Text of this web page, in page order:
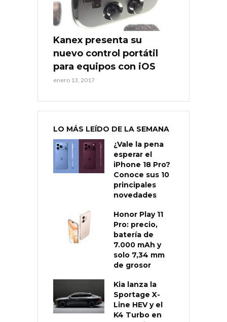
Kanex presenta su
nuevo control portátil
para equipos con iOS
enero 13, 2017
LO MÁS LEÍDO DE LA SEMANA
¿Vale la pena
esperar el
iPhone 18 Pro?
Conoce sus 10
principales
novedades
Honor Play 11
Pro: precio,
batería de
7.000 mAh y
solo 7,34 mm
de grosor
Kia lanza la
Sportage X-
Line HEV y el
K4 Turbo en